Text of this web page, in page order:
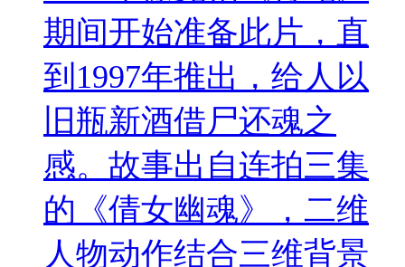
期间开始准备此片，直
到1997年推出，给人以
旧瓶新酒借尸还魂之
感。故事出自连拍三集
的《倩女幽魂》，二维
人物动作结合三维背景